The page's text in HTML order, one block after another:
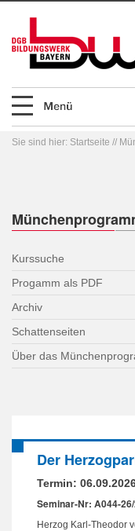
Sie sind hier: Startseite //
Kurssuche
Progamm als PDF
Archiv
Schattenseiten
Über das
Der
Termin:
Seminar-Nr: A044-
Herzog Karl-Theodor